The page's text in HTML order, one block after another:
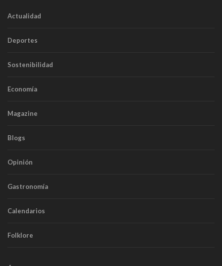
Actualidad
Deportes
Sostenibilidad
Economía
Magazine
Blogs
Opinión
Gastronomía
Calendarios
Folklore